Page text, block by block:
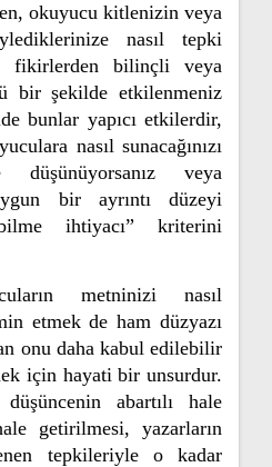
okuyucu kitlenizin veya
nasıl tepki
fikirlerden bilinçli veya
bir şekilde etkilenmeniz
bunlar yapıcı etkilerdir,
nasıl sunacağınızı
veya
bir ayrıntı düzeyi
ihtiyacı” kriterini
metninizi nasıl
etmek de ham düzyazı
onu daha kabul edilebilir
için hayati bir unsurdur.
abartılı hale
getirilmesi, yazarların
tepkileriyle o kadar